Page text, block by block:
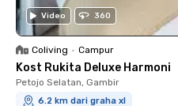
Video 360
Coliving • Campur
Kost Rukita Deluxe Harmoni
Petojo Selatan, Gambir
6.2 km dari graha xl